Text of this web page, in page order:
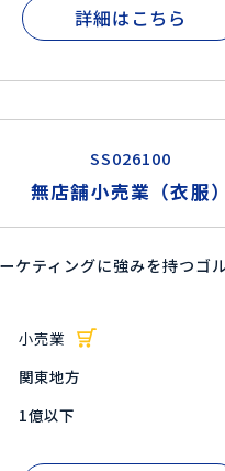
詳細はこちら
SS026100
無店舗小売業（衣服）
ケティングに強みを持つゴ
小売業
関東地方
1億以下